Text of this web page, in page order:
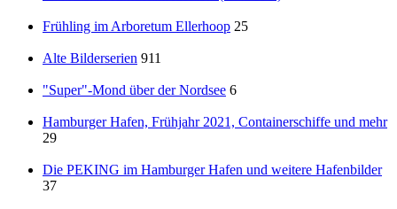
Frühling im Arboretum Ellerhoop 25
Alte Bilderserien 911
"Super"-Mond über der Nordsee 6
Hamburger Hafen, Frühjahr 2021, Containerschiffe und mehr
29
Die PEKING im Hamburger Hafen und weitere Hafenbilder
37